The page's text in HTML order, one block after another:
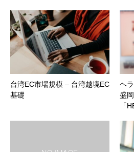
台湾EC市場規模 – 台湾越境EC
基礎
ヘ
盛
「